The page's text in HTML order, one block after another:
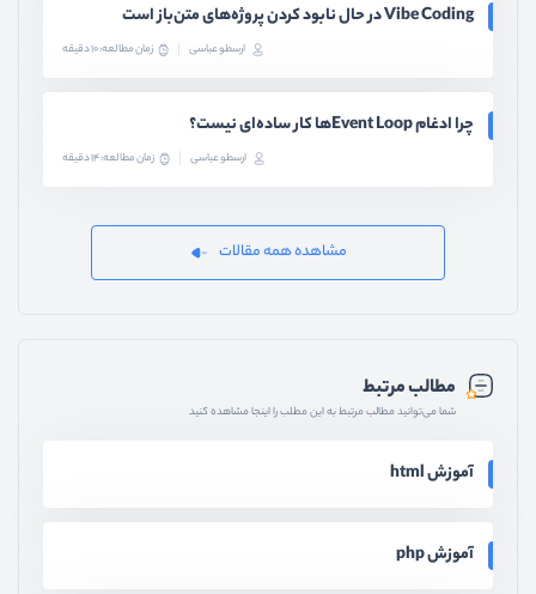
Vibe Coding در حال نابود کردن پروژه‌های متن‌باز است
ارسطو عباسی زمان مطالعه: 10 دقیقه
چرا ادغام Event Loopها کار ساده‌ای نیست؟
ارسطو عباسی زمان مطالعه: 14 دقیقه
مشاهده همه مقالات
مطالب مرتبط
شما می‌توانید مطالب مرتبط به این مطلب را اینجا مشاهده کنید
آموزش html
آموزش php